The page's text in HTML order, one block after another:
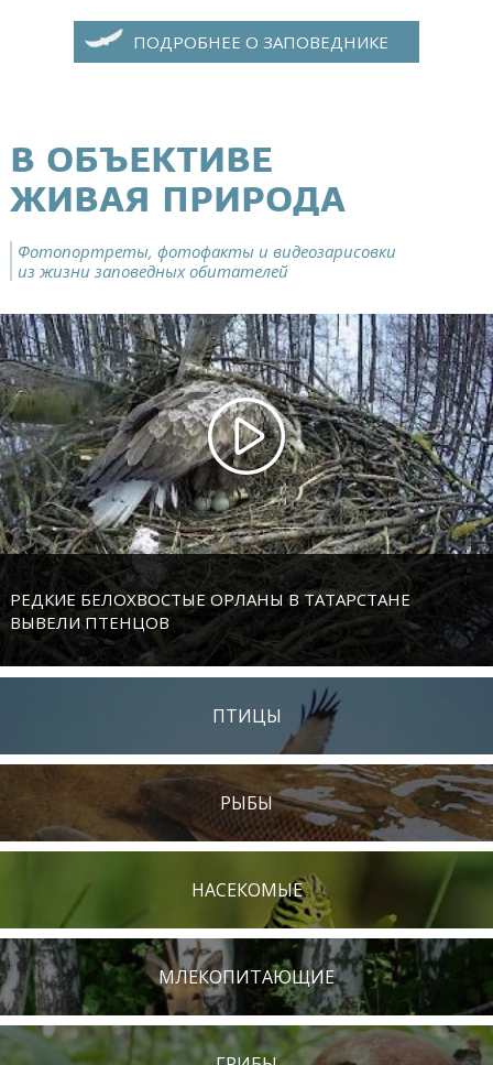
ПОДРОБНЕЕ О ЗАПОВЕДНИКЕ
В ОБЪЕКТИВЕ
ЖИВАЯ ПРИРОДА
Фотопортреты, фотофакты и видеозарисовки
из жизни заповедных обитателей
РЕДКИЕ БЕЛОХВОСТЫЕ ОРЛАНЫ В ТАТАРСТАНЕ
ВЫВЕЛИ ПТЕНЦОВ
ПТИЦЫ
РЫБЫ
НАСЕКОМЫЕ
МЛЕКОПИТАЮЩИЕ